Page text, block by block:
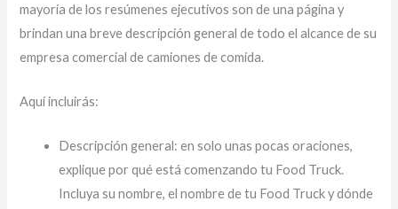
mayoría de los resúmenes ejecutivos son de una página y
brindan una breve descripción general de todo el alcance de su
empresa comercial de camiones de comida.
Aquí incluirás:
Descripción general: en solo unas pocas oraciones,
explique por qué está comenzando tu Food Truck.
Incluya su nombre, el nombre de tu Food Truck y dónde